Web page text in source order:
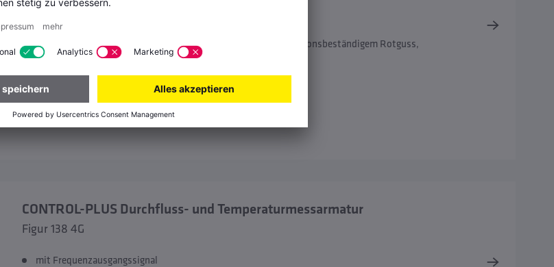
zur Überwachung von rückdrückendem Schmutzwasser
mediumberührte Metallteile aus entzinkungsfreiem und korrosionsbeständigem Rotguss,
beständig gegen aggressives Wasser
CONTROL-PLUS Durchfluss- und Temperaturmessarmatur
Figur 138 4G
mit Frequenzausgangssignal